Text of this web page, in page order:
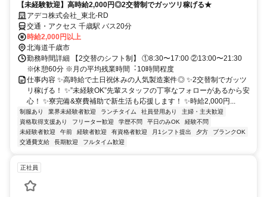
【未経験歓迎】高時給2,000円◎2交替制でガッツリ稼げる★
アデコ株式会社_東北-RD
交通・アクセス 千歳駅 バス20分
時給2,000円以上
北海道千歳市
勤務時間詳細 【2交替のシフト制】 ①8:30〜17:00 ②13:00〜21:30
※休憩60分 ※⽉の平均残業時間︓10時間程度
仕事内容 ✨高時給で土日祝休みの人気製造案件◎ ✨2交替制でガッツ
リ稼げる！ ✨”未経験OK”先輩スタッフの丁寧なフォローがあるから安
心！ ✨寮完備&寮費補助で新生活も応援します！ ✨時給2,000円...
制服あり 業界未経験者歓迎 ランチタイム 社員登用あり
主婦・主夫歓迎
資格取得支援あり
フリーター歓迎 学歴不問 平日のみOK
経験不問
未経験者歓迎
午前 経験者歓迎 有資格者歓迎 月1シフト提出 夕方
ブランクOK
交通費支給
長期歓迎 フルタイム歓迎
正社員